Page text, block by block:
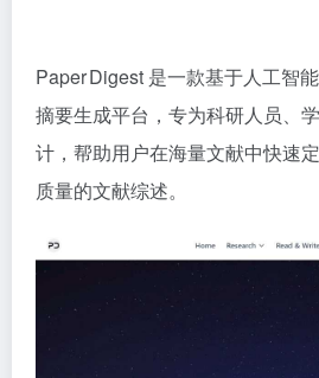
Paper Digest 是一款基于人工智
摘要生成平台，专为科研人员、
计，帮助用户在海量文献中快速
质量的文献综述。